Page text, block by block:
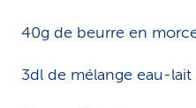
40g de beurre en
3dl de mélange eau-